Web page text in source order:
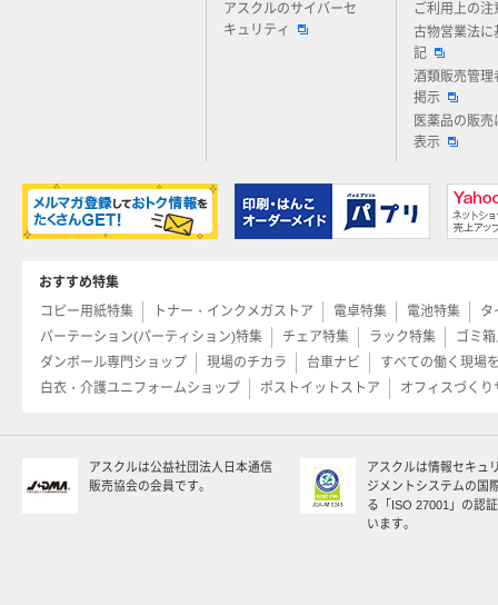
アスクルのサイバーセ
キュリティ
ご利用上の注
古物営業法に
記
酒類販売管理
掲示
医薬品の販売
表示
おすすめ特集
コピー用紙特集
トナー・インクメガストア 電卓特集 電池特集
タ
パーテーション(パーティション)特集
チェア特集 ラック特集
ゴミ
ダンボール専門ショップ
現場のチカラ 台車ナビ
すべての働く現場
白衣・介護ユニフォームショップ
ポストイットストア オフィスづくり
アスクルは公益社団法人日本通信
販売協会の会員です。
アスクルは情報セキュ
ジメントシステムの国
る「ISO 27001」の認
います。